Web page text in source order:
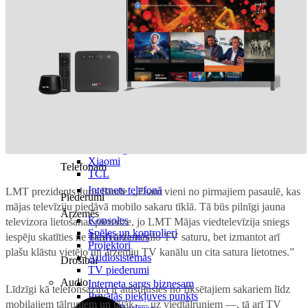
Birojam
Telefonam
Internets telefonā
Ārzemēs
Tarifi ārzemēs
Drošībai
Interneta sargs biznesam
Privātās piekļuves punkts
Xiaomi
TCL
Piederumi
Konsoles
Spēles un kontrolieri
Projektori
Audiosistēmas
TV piederumi
Audio
LMT prezidents Juris Binde: „Esam vieni no pirmajiem pasaulē, kas
mājas televīziju piedāvā mobilo sakaru tīklā. Tā būs pilnīgi jauna
televizora lietošanas pieredze, jo LMT Mājas viedtelevīzija sniegs
iespēju skatīties ne tikai tradicionālo TV saturu, bet izmantot arī
plašu klāstu vietējo un ārzemju TV kanālu un cita satura lietotnes.”
Līdzīgi kā telefonsaziņa ir attīstījusies no fiksētajiem sakariem līdz
mobilajiem tālruņiem un tālāk — uz viedtālruņiem —, tā arī TV